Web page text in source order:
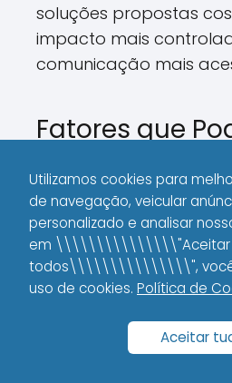
soluções propostas
impacto mais
comunicação mais
Fatores que
Há vários fatores que
transformar um atraso
verdadeiro pesadelo
que pode piorar a
que o problema se
Utilizamos cookies para
de navegação, veicular
personalizado e analisar
em \\\\\\\\\\\\\\\"Aceitar
todos\\\\\\\\\\\\\\\", você
uso de cookies. Política de
Aceitar